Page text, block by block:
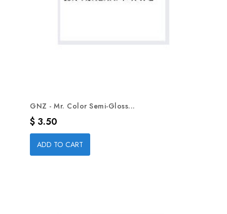
GNZ - Mr. Color Semi-Gloss...
Precio
$ 3.50
ADD TO CART